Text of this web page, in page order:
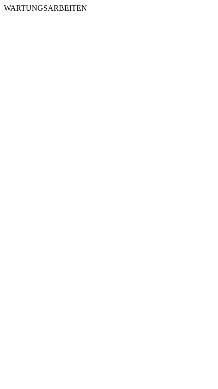
WARTUNGSARBEITEN